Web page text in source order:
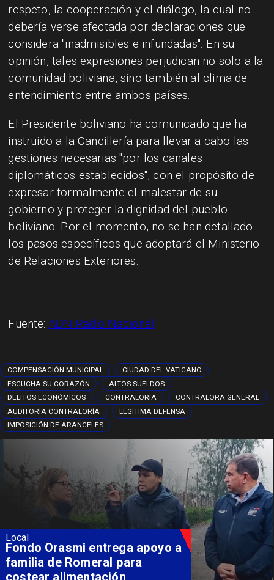
respeto, la cooperación y el diálogo, la cual no
debería verse afectada por declaraciones que
considera "inadmisibles e infundadas". En su
opinión, tales expresiones perjudican no solo a la
comunidad boliviana, sino también al clima de
entendimiento entre ambos países.
El Presidente boliviano ha comunicado que ha
instruido a la Cancillería para llevar a cabo las
gestiones necesarias "por los canales
diplomáticos establecidos", con el propósito de
expresar formalmente el malestar de su
gobierno y proteger la dignidad del pueblo
boliviano. Por el momento, no se han detallado
los pasos específicos que adoptará el Ministerio
de Relaciones Exteriores.
Fuente: ADN Radio Nacional
COMPENSACIÓN MUNICIPAL
CIUDAD DEL VATICANO
ESCUCHA SU CORAZÓN
ALTOS SUELDOS
DELITOS ECONÓMICOS
CONTRALORIA
CONTRALORA GENERAL
AUDITORÍA CONTRALORÍA
LEGÍTIMA DEFENSA
IMPOSICIÓN DE ARANCELES
Local
Fondo Orasmi entrega apoyo a
familia de Romeral para
costear alimentación